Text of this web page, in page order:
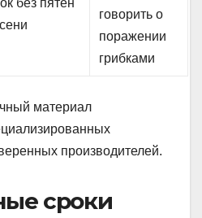
говорить о
поражении
грибками
материал
производителей.
сроки